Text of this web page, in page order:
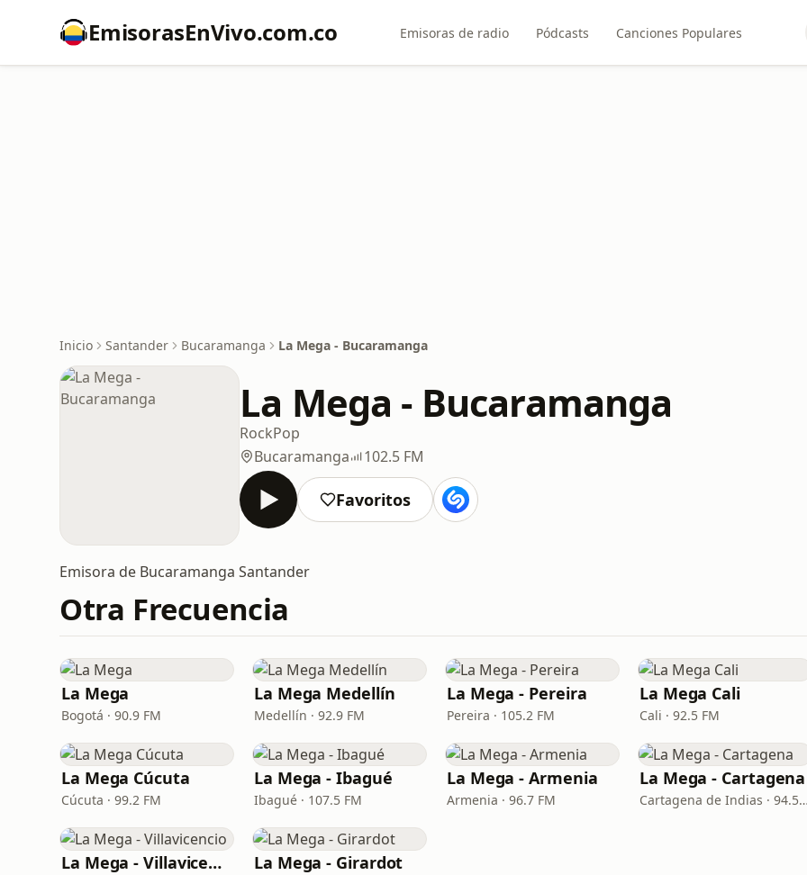
EmisorasEnVivo.com.co Emisoras de radio Pódcasts Canciones Populares
Inicio Santander Bucaramanga La Mega - Bucaramanga
La Mega - Bucaramanga
RockPop
Bucaramanga
102.5 FM
Favoritos
Emisora de Bucaramanga Santander
Otra Frecuencia
La Mega
Bogotá · 90.9 FM
La Mega Medellín
Medellín · 92.9 FM
La Mega - Pereira
Pereira · 105.2 FM
La Mega Cali
Cali · 92.5 FM
La Mega Cúcuta
Cúcuta · 99.2 FM
La Mega - Ibagué
Ibagué · 107.5 FM
La Mega - Armenia
Armenia · 96.7 FM
La Mega - Cartagena
Cartagena de Indias · 94.5 FM
La Mega - Villavicencio La Mega - Girardot